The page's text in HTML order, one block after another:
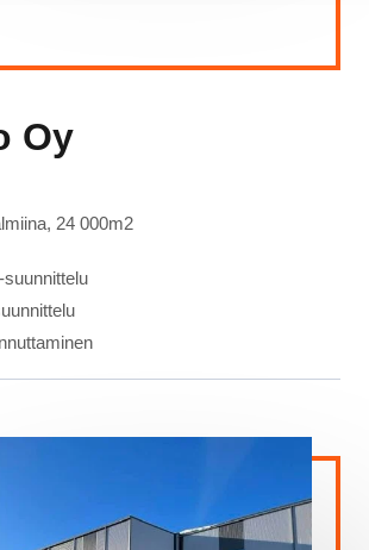
Oy
24 000m2
suunnittelu